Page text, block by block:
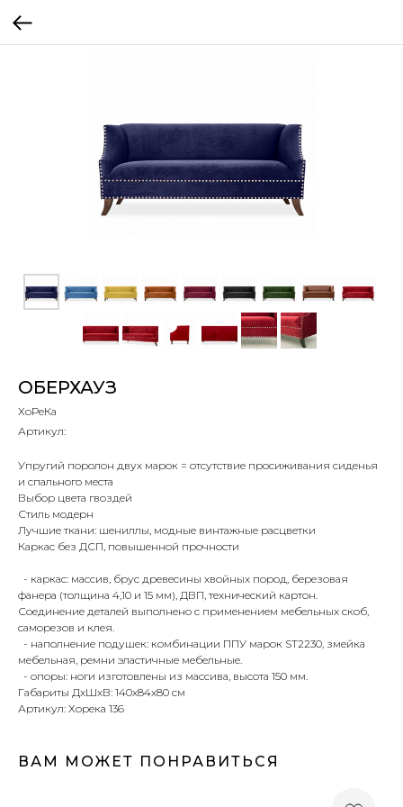
ОБЕРХАУЗ
ХоРеКа
Артикул:
Упругий поролон двух марок = отсутствие просиживания сиденья
и спального места
Выбор цвета гвоздей
Стиль модерн
Лучшие ткани: шениллы, модные винтажные расцветки
Каркас без ДСП, повышенной прочности
- каркас: массив, брус древесины хвойных пород, березовая
фанера (толщина 4,10 и 15 мм), ДВП, технический картон.
Соединение деталей выполнено с применением мебельных скоб,
саморезов и клея.
- наполнение подушек: комбинации ППУ марок ST2230, змейка
мебельная, ремни эластичные мебельные.
- опоры: ноги изготовлены из массива, высота 150 мм.
Габариты ДхШхВ: 140х84х80 см
Артикул: Хорека 136
ВАМ МОЖЕТ ПОНРАВИТЬСЯ